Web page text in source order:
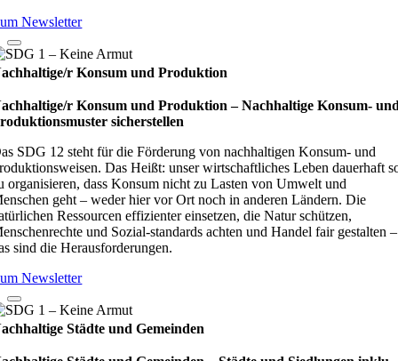
Newsletter
r Konsum und Produktion
r Konsum und Produktion – Nach­hal­tige Kon­sum-
sicher­stel­len
SDG 12 steht für die Förderung von nachhaltigen Konsum- und
Das Heißt: unser wirtschaftliches Leben dauerhaft
organisieren, dass Konsum nicht zu Lasten von Umwelt und
geht – weder hier vor Ort noch in anderen Ländern. Die
Ressourcen effizienter einsetzen, die Natur schützen,
und Sozial-standards achten und Handel fair gestalten –
sind die Herausforderungen.
Newsletter
Städte und Gemeinden